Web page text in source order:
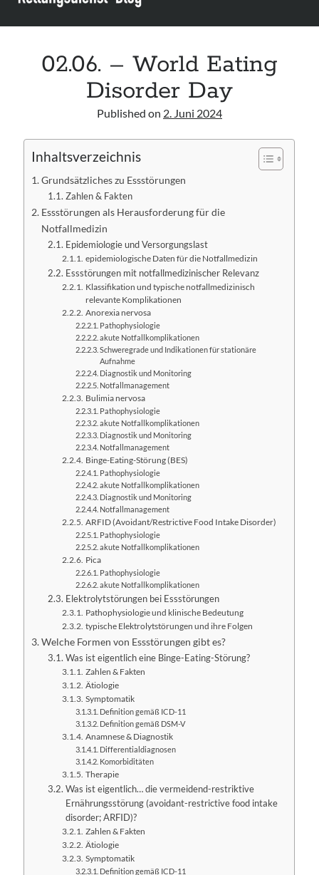
Leitlinie „Management of Hypercalcaemia in Adult Patients in the
Emergency Department“ der IAEM
Leitlinie „Management of brief resolved unexplained events (BRUE) in
02.06. – World Eating
Disorder Day
Published on 2. Juni 2024
Inhaltsverzeichnis
Grundsätzliches zu Essstörungen
Zahlen & Fakten
Essstörungen als Herausforderung für die
Notfallmedizin
Epidemiologie und Versorgungslast
epidemiologische Daten für die Notfallmedizin
Essstörungen mit notfallmedizinischer Relevanz
Klassifikation und typische notfallmedizinisch
relevante Komplikationen
Anorexia nervosa
Pathophysiologie
akute Notfallkomplikationen
Schweregrade und Indikationen für stationäre
Aufnahme
Diagnostik und Monitoring
Notfallmanagement
Bulimia nervosa
Pathophysiologie
akute Notfallkomplikationen
Diagnostik und Monitoring
Notfallmanagement
Binge-Eating-Störung (BES)
Pathophysiologie
akute Notfallkomplikationen
Diagnostik und Monitoring
Notfallmanagement
ARFID (Avoidant/Restrictive Food Intake Disorder)
Pathophysiologie
akute Notfallkomplikationen
Pica
Pathophysiologie
akute Notfallkomplikationen
Elektrolytstörungen bei Essstörungen
Pathophysiologie und klinische Bedeutung
typische Elektrolytstörungen und ihre Folgen
Welche Formen von Essstörungen gibt es?
Was ist eigentlich eine Binge-Eating-Störung?
Zahlen & Fakten
Ätiologie
Symptomatik
Definition gemäß ICD-11
Definition gemäß DSM-V
Anamnese & Diagnostik
Differentialdiagnosen
Komorbiditäten
Therapie
Was ist eigentlich… die vermeidend-restriktive
Ernährungsstörung (avoidant-restrictive food intake
disorder; ARFID)?
Zahlen & Fakten
Ätiologie
Symptomatik
Definition gemäß ICD-11